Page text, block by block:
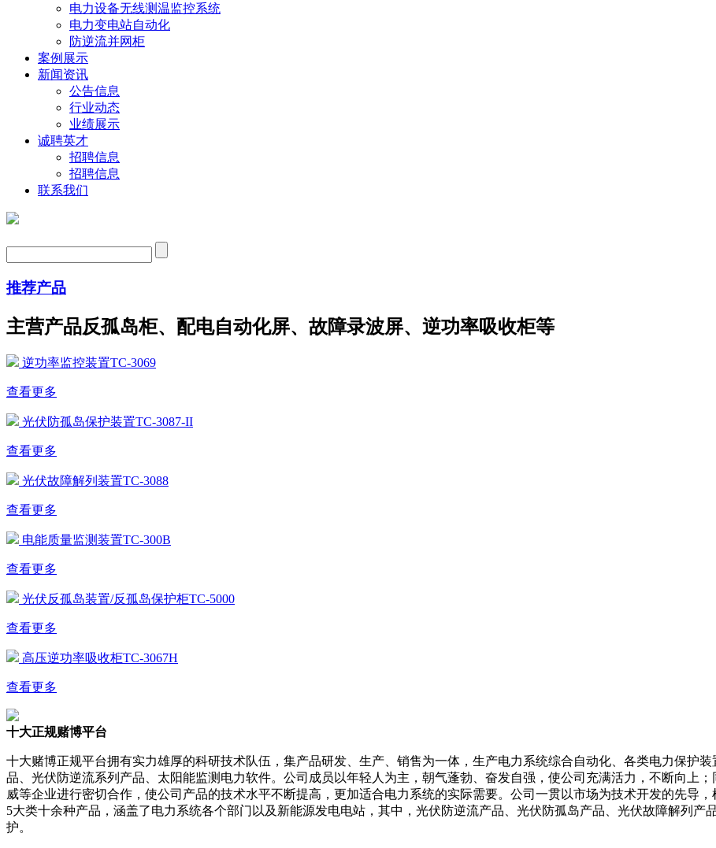
电力设备无线测温监控系统
电力变电站自动化
防逆流并网柜
案例展示
新闻资讯
公告信息
行业动态
业绩展示
诚聘英才
招聘信息
招聘信息
联系我们
推荐产品
主营产品反孤岛柜、配电自动化屏、故障录波屏、逆功率吸收柜等
逆功率监控装置TC-3069
查看更多
光伏防孤岛保护装置TC-3087-II
查看更多
光伏故障解列装置TC-3088
查看更多
电能质量监测装置TC-300B
查看更多
光伏反孤岛装置/反孤岛保护柜TC-5000
查看更多
高压逆功率吸收柜TC-3067H
查看更多
十大正规赌博平台
十大赌博正规平台拥有实力雄厚的科研技术队伍，集产品研发、生产、销售为一体，生产电力系统综合自动化、各类电力保护
品、光伏防逆流系列产品、太阳能监测电力软件。公司成员以年轻人为主，朝气蓬勃、奋发自强，使公司充满活力，不断向上
威等企业进行密切合作，使公司产品的技术水平不断提高，更加适合电力系统的实际需要。公司一贯以市场为技术开发的先导
5大类十余种产品，涵盖了电力系统各个部门以及新能源发电电站，其中，光伏防逆流产品、光伏防孤岛产品、光伏故障解列
护。